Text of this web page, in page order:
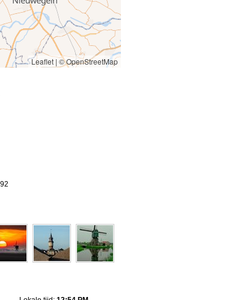
Leaflet |© OpenStreetMap